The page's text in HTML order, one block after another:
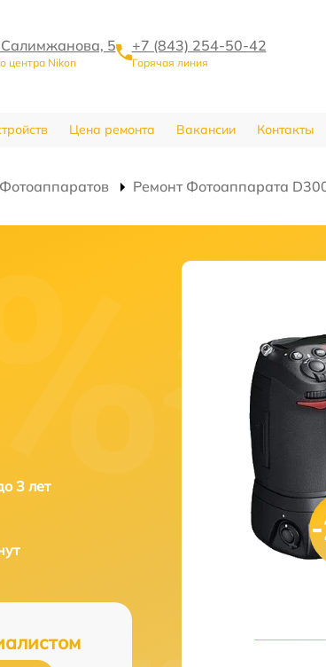
5
центра Nikon
+7 (843) 254-50-42
Горячая линия
Цена ремонта Вакансии Контакты
Ремонт Фотоаппарата
3 лет